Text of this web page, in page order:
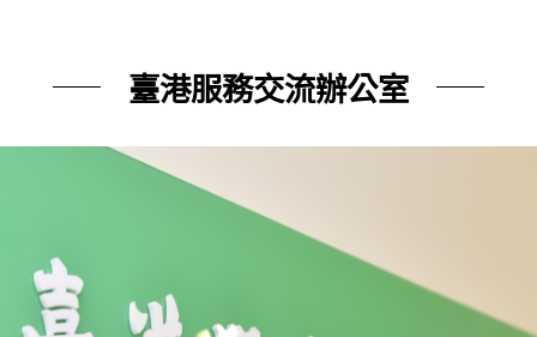
臺港服務交流辦公室